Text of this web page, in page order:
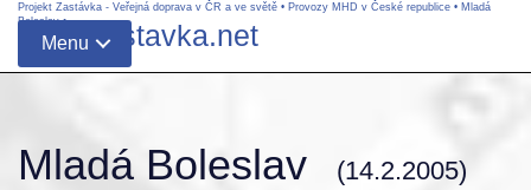
Projekt Zastávka - Veřejná doprava v ČR a ve světě • Provozy MHD v České republice • Mladá
Boleslav•
Menu
www.zastavka.net
Mladá Boleslav (14.2.2005)